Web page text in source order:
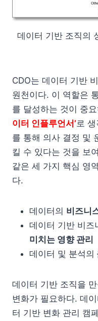
데이터 기반 조직의
CDO는 데이터 기반
원천이다. 이 역할은
를 달성하는 것이 중
이터 인플루언서’로
를 통해 의사 결정 및
킬 수 있다는 것을 보
같은 세 가지 핵심 영
다.
데이터의 비즈니
데이터 기반 비즈
미치는 영향 관리
데이터 및 분석의
데이터 기반 조직을
변화가 필요하다. 데
터 기반 변화 관리 캠